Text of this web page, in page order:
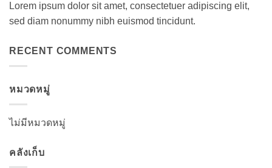
Lorem ipsum dolor sit amet, consectetuer adipiscing elit,
sed diam nonummy nibh euismod tincidunt.
RECENT COMMENTS
หมวดหมู่
ไม่มีหมวดหมู่
คลังเก็บ